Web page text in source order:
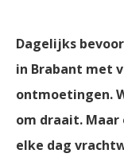
Dagelijks
in Brabant met
ontmoetingen.
om draait.
elke dag